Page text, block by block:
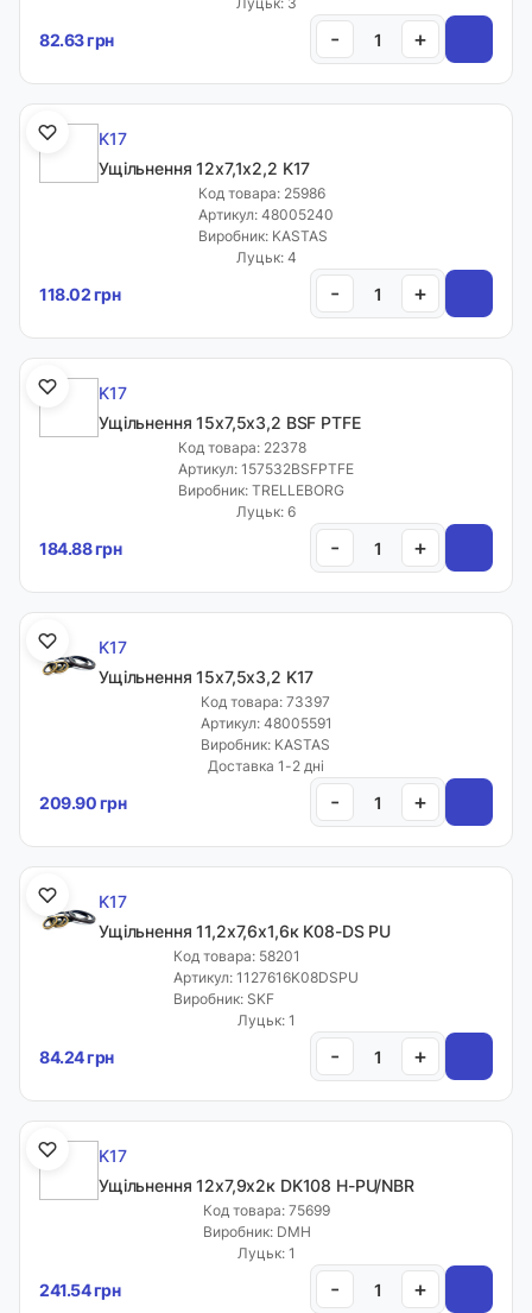
82.63 грн - +
K17
Ущільнення 12х7,1х2,2 K17
Код товара: 25986
Артикул: 48005240
Виробник: KASTAS
Луцьк: 4
118.02 грн - +
K17
Ущільнення 15х7,5х3,2 BSF PTFE
Код товара: 22378
Артикул: 157532BSFPTFE
Виробник: TRELLEBORG
Луцьк: 6
184.88 грн - +
K17
Ущільнення 15х7,5х3,2 K17
Код товара: 73397
Артикул: 48005591
Виробник: KASTAS
Доставка 1-2 дні
209.90 грн - +
K17
Ущільнення 11,2х7,6х1,6к K08-DS PU
Код товара: 58201
Артикул: 1127616K08DSPU
Виробник: SKF
Луцьк: 1
84.24 грн - +
K17
Ущільнення 12х7,9х2к DK108 H-PU/NBR
Код товара: 75699
Виробник: DMH
Луцьк: 1
241.54 грн - +